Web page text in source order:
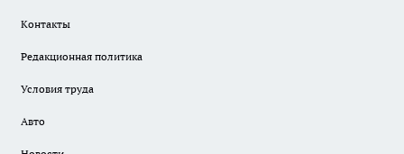
Контакты
Редакционная политика
Условия труда
Авто